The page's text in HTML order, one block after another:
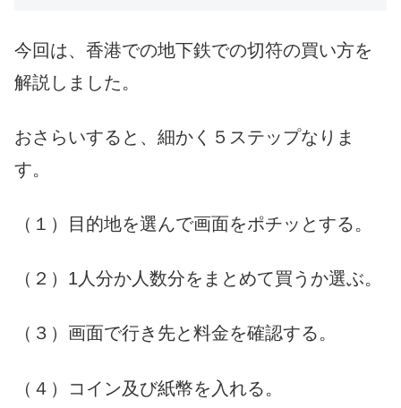
今回は、香港での地下鉄での切符の買い方を
解説しました。
おさらいすると、細かく５ステップなりま
す。
（１）目的地を選んで画面をポチッとする。
（２） 1 人分か人数分をまとめて買うか選ぶ。
（３）画面で行き先と料金を確認する。
（４）コイン及び紙幣を入れる。